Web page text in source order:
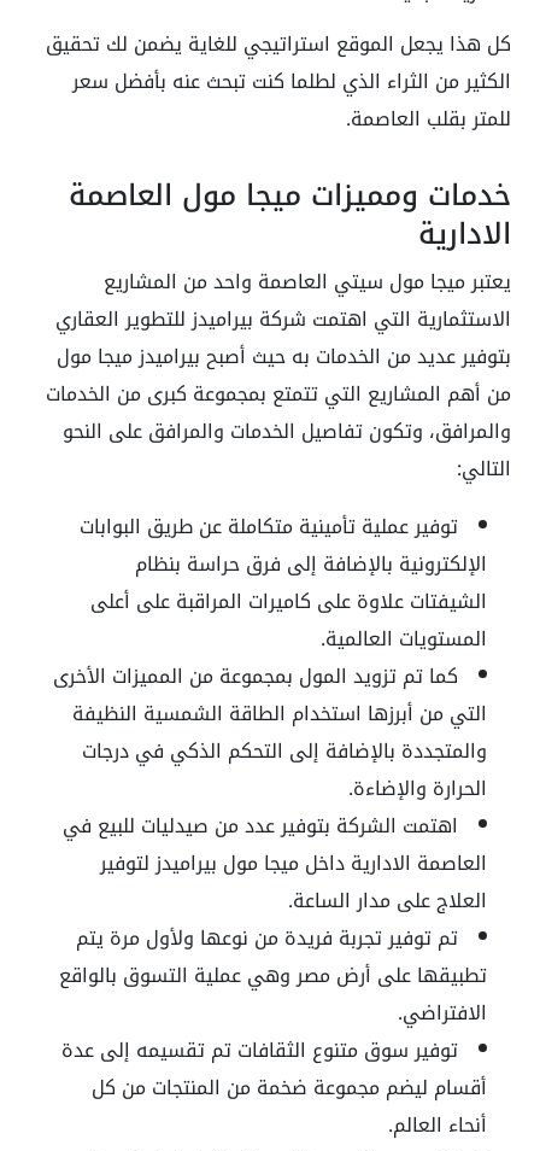
كل هذا يجعل الموقع استراتيجي للغاية يضمن لك تحقيق
الكثير من الثراء الذي لطلما كنت تبحث عنه بأفضل سعر
للمتر بقلب العاصمة.
خدمات ومميزات ميجا مول العاصمة
الادارية
يعتبر ميجا مول سيتي العاصمة واحد من المشاريع
الاستثمارية التي اهتمت شركة بيراميدز للتطوير العقاري
بتوفير عديد من الخدمات به حيث أصبح بيراميدز ميجا مول
من أهم المشاريع التي تتمتع بمجموعة كبرى من الخدمات
والمرافق، وتكون تفاصيل الخدمات والمرافق على النحو
التالي:
توفير عملية تأمينية متكاملة عن طريق البوابات
الإلكترونية بالإضافة إلى فرق حراسة بنظام
الشيفتات علاوة على كاميرات المراقبة على أعلى
المستويات العالمية.
كما تم تزويد المول بمجموعة من المميزات الأخرى
التي من أبرزها استخدام الطاقة الشمسية النظيفة
والمتجددة بالإضافة إلى التحكم الذكي في درجات
الحرارة والإضاءة.
اهتمت الشركة بتوفير عدد من صيدليات للبيع في
العاصمة الادارية داخل ميجا مول بيراميدز لتوفير
العلاج على مدار الساعة.
تم توفير تجربة فريدة من نوعها ولأول مرة يتم
تطبيقها على أرض مصر وهي عملية التسوق بالواقع
الافتراضي.
توفير سوق متنوع الثقافات تم تقسيمه إلى عدة
أقسام ليضم مجموعة ضخمة من المنتجات من كل
أنحاء العالم.